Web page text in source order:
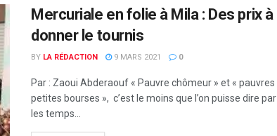
Mercuriale en folie à Mila : Des prix à
donner le tournis
BY LA RÉDACTION 9 MARS 2021 0
Par : Zaoui Abderaouf « Pauvre chômeur » et « pauvres
petites bourses », c’est le moins que l’on puisse dire par
les temps...